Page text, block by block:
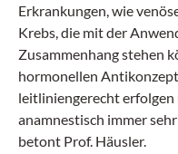
Erkrankungen, wie
Krebs, die mit der
Zusammenhang stehen
hormonellen
leitliniengerecht erfolgen
anamnestisch immer
betont Prof. Häusler.